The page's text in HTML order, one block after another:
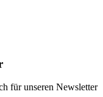
für unseren Newsletter